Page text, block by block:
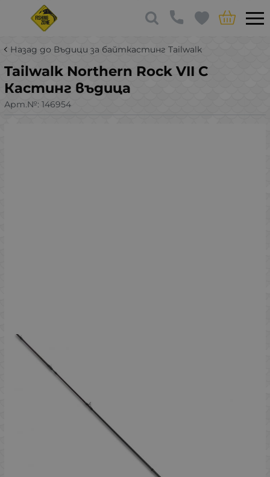
Назад до Въдици за байткастинг Tailwalk
Tailwalk Northern Rock VII C
Кастинг въдица
Арт.№: 146954